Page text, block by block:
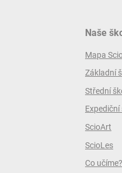
Naše
Mapa
Základní
Střední
Expediční
ScioArt
ScioLes
Co učíme?